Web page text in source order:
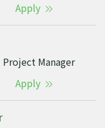
Apply
Project Manager
Apply